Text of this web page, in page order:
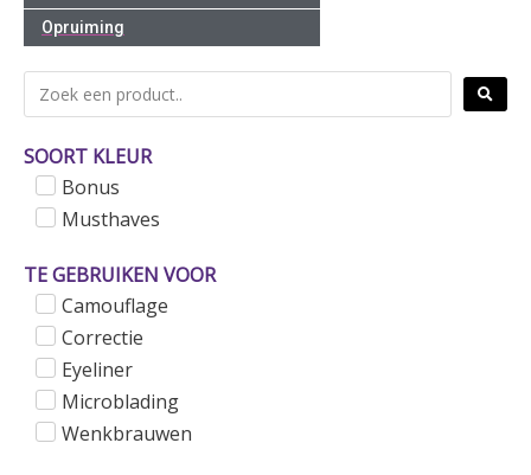
Opruiming
SOORT KLEUR
Bonus
Musthaves
TE GEBRUIKEN VOOR
Camouflage
Correctie
Eyeliner
Microblading
Wenkbrauwen